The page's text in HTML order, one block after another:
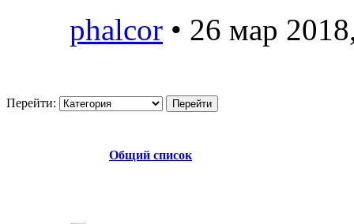
phalcor • 26 мар
Перейти:
Общий список